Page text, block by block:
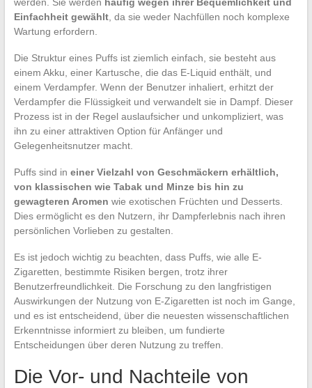
Einfachheit gewählt, da sie weder Nachfüllen noch komplexe
Wartung erfordern.
Die Struktur eines Puffs ist ziemlich einfach, sie besteht aus
einem Akku, einer Kartusche, die das E-Liquid enthält, und
einem Verdampfer. Wenn der Benutzer inhaliert, erhitzt der
Verdampfer die Flüssigkeit und verwandelt sie in Dampf. Dieser
Prozess ist in der Regel auslaufsicher und unkompliziert, was
ihn zu einer attraktiven Option für Anfänger und
Gelegenheitsnutzer macht.
Puffs sind in einer Vielzahl von Geschmäckern erhältlich,
von klassischen wie Tabak und Minze bis hin zu
gewagteren Aromen wie exotischen Früchten und Desserts.
Dies ermöglicht es den Nutzern, ihr Dampferlebnis nach ihren
persönlichen Vorlieben zu gestalten.
Es ist jedoch wichtig zu beachten, dass Puffs, wie alle E-
Zigaretten, bestimmte Risiken bergen, trotz ihrer
Benutzerfreundlichkeit. Die Forschung zu den langfristigen
Auswirkungen der Nutzung von E-Zigaretten ist noch im Gange,
und es ist entscheidend, über die neuesten wissenschaftlichen
Erkenntnisse informiert zu bleiben, um fundierte
Entscheidungen über deren Nutzung zu treffen.
Die Vor- und Nachteile von